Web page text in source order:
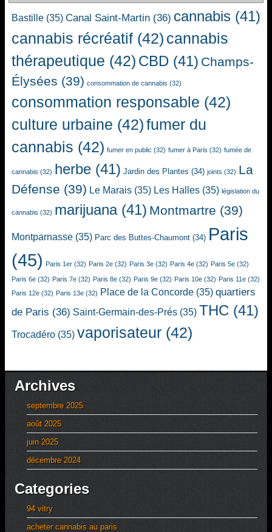
Bastille (35) Canal Saint-Martin (36) cannabis (41)
cannabis récréatif (42) cannabis
thérapeutique (42) CBD (41) Champs-
Élysées (39) consommation de cannabis (32)
consommation responsable (42)
culture urbaine (42)fumer du
cannabis (42) fumer en public (32) fumer à Paris (32) fumée de
cannabis (32) herbe (41) Jardin des Plantes (34) joints (32) La
Défense (39) Le Marais (35) Les Halles (35) législation du
cannabis (32) marijuana(41) Montmartre (39)
Montparnasse (35) Parc des Buttes-Chaumont (34) Paris
(45) Paris 1er (32) Paris 2e (32) Paris 3e (32) Paris 4e (32) Paris 5e (32)
Paris 6e (32) Paris 7e (32) Paris 8e (32) Paris 9e (32) Paris 10e (32) Paris 11e (32)
Paris 12e (32) Paris 13e (32) Place de la Concorde (35) quartiers
de Paris (36) Saint-Germain-des-Prés (35) THC (41)
Trocadéro (35) vaporisateur (42)
Archives
septembre 2025
août 2025
juin 2025
décembre 2024
Categories
94 vitry
acheter cannabis au paris